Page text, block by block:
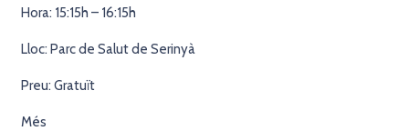
Hora: 15:15h – 16:15h
Lloc: Parc de Salut de Serinyà
Preu: Gratuït
Més